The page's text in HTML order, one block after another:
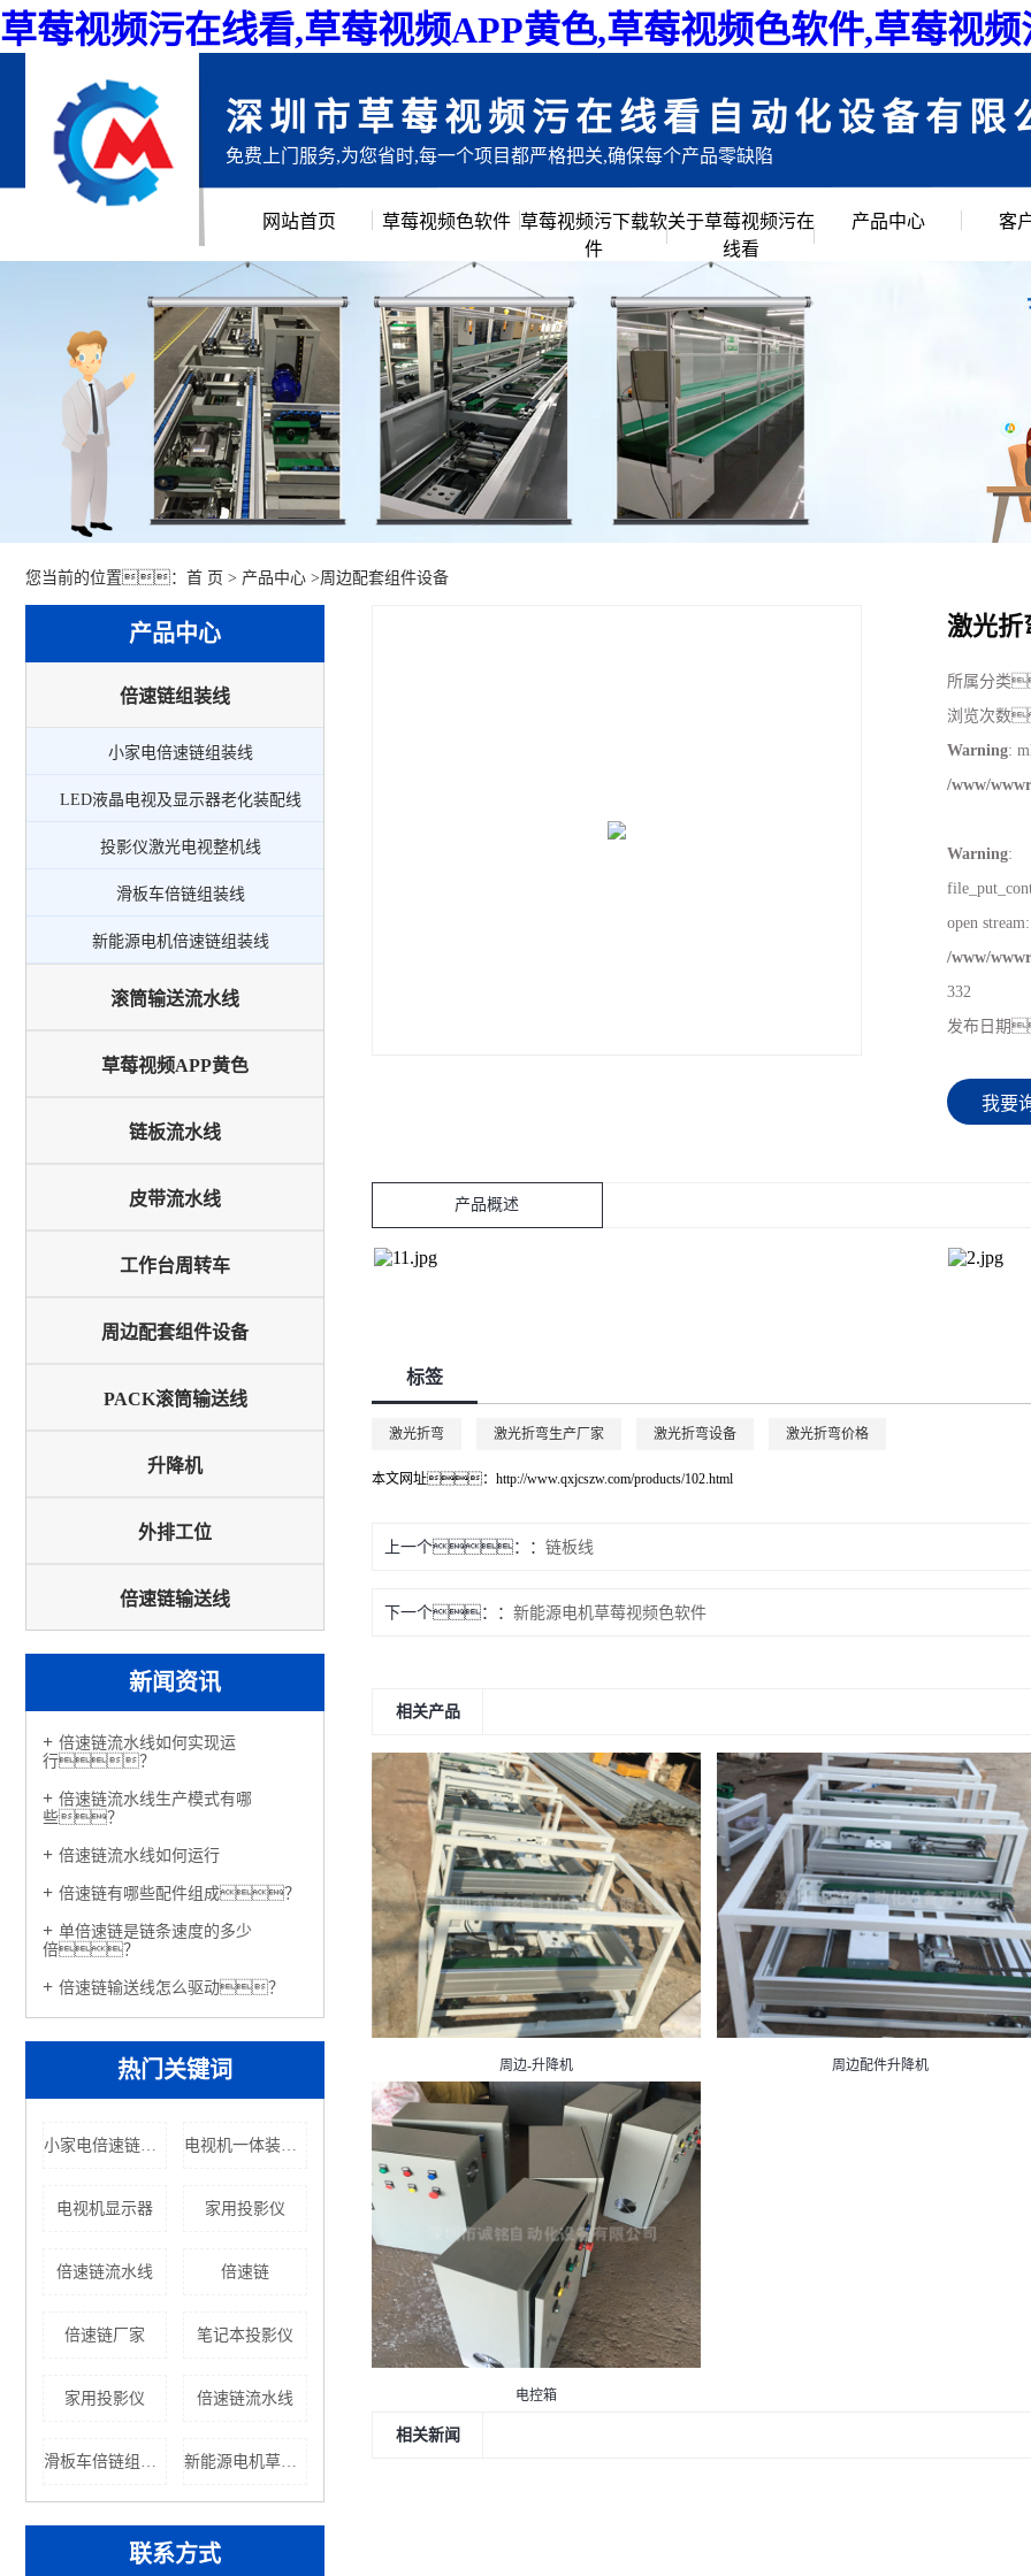
草莓视频污在线看,草莓视频APP黄色,草莓视频色软件,草莓视
深圳市草莓视频污在线看自动化设备有限
免费上门服务,为您省时,每一个项目都严格把关,确保每个产品零缺陷
网站首页 草莓视频色软件 草莓视频污下载软
件
关于草莓视频污在
线看
公司简介
企业文化
创始人说
公司环境
产品中心
LED液晶电视及显示器老化装
新能源电机倍速链组装线
PACK滚筒输送线
倍速链输送线
客
您当前的位置： 首 页 > 产品中心 >周边配套组件设备
产品中心
倍速链组装线
小家电倍速链组装线
LED液晶电视及显示器老化装配线
投影仪激光电视整机线
滑板车倍链组装线
新能源电机倍速链组装线
滚筒输送流水线
草莓视频APP黄色
链板流水线
皮带流水线
工作台周转车
周边配套组件设备
PACK滚筒输送线
升降机
外排工位
倍速链输送线
新闻资讯
倍速链流水线如何实现运
行？
倍速链流水线生产模式有哪
些？
倍速链流水线如何运行
倍速链有哪些配件组成？
单倍速链是链条速度的多少
倍？
倍速链输送线怎么驱动？
热门关键词
小家电倍速链流水线价格 电视机一体装配线（草莓视频污下载软件）厂家
电视机显示器 家用投影仪
倍速链流水线 倍速链
倍速链厂家 笔记本投影仪
家用投影仪 倍速链流水线
滑板车倍链组装线 新能源电机草莓视频色软件报价
联系方式
激光折
所属分类
浏览次数
Warning:
/www/
Warning:
open
/www/
332
发布日期
我要
产品概述
标签
激光折弯 激光折弯生产厂家 激光折弯设备 激光折弯价格
本文网址：http://www.qxjcszw.com/products/102.html
上一个： 链板线
下一个： 新能源电机草莓视频色软件
相关产品
周边-升降机 周边配件升降机
电控箱
相关新闻